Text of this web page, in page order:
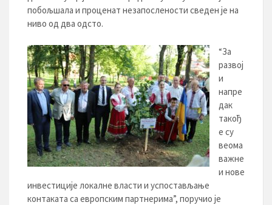
побољшала и проценат незапослености сведен је на
ниво од два одсто.
“За
развој
и
напре
дак
такођ
е су
веома
важне
и нове
инвестиције локалне власти и успостављање
контаката са европским партнерима”, поручио је